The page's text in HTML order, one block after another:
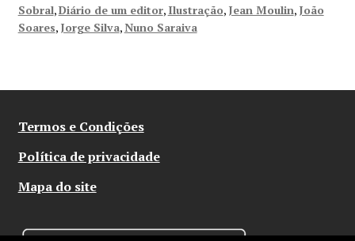
Sobral,Diário de um editor, Ilustração, Jean Moulin, João
Soares, Jorge Silva,Nuno Saraiva
Termos e Condições
Política de privacidade
Mapa do site